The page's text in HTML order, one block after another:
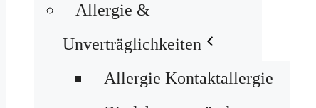
Allergie &
Unverträglichkeiten
Allergie Kontaktallergie